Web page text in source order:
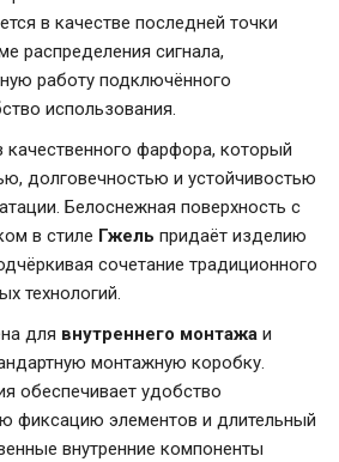
в качестве последней точки
распределения сигнала,
работу подключённого
использования.
качественного фарфора, который
долговечностью и устойчивостью
Белоснежная поверхность с
в стиле Гжель придаёт изделию
сочетание традиционного
технологий.
для внутреннего монтажа и
монтажную коробку.
обеспечивает удобство
фиксацию элементов и длительный
внутренние компоненты